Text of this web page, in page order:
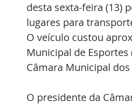
desta sexta-feira (13)
lugares para
O veículo custou
Municipal de
Câmara Municipal
O presidente da